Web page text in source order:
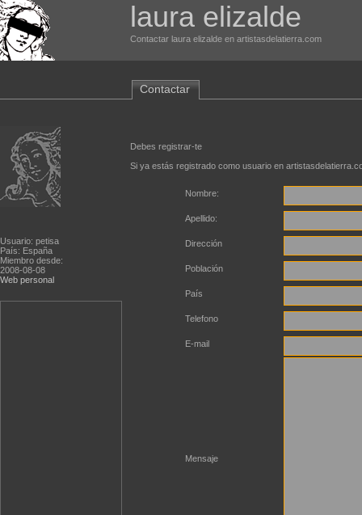
laura elizalde
Contactar laura elizalde en artistasdelatierra.com
Usuario: petisa
País: España
Miembro desde:
2008-08-08
Web personal
Contactar
Debes registrar-te
Si ya estás registrado como usuario en
Nombre:
Apellido:
Dirección
Población
País
Telefono
E-mail
Mensaje